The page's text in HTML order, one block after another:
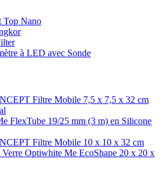
Top Nano
à LED avec Sonde
Filtre Mobile 7,5 x 7,5 x 32 cm
FlexTube 19/25 mm (3 m) en Silicone
Filtre Mobile 10 x 10 x 32 cm
Optiwhite Me EcoShape 20 x 20 x